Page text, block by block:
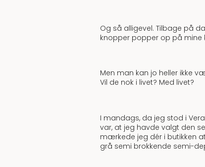
Og så alligevel. Tilbage på
knopper popper op på mine
Men man kan jo heller ikke
Vil de nok i livet? Med livet?
I mandags, da jeg stod i
var, at jeg havde valgt den
mærkede jeg dér i butikken
grå semi brokkende semi-